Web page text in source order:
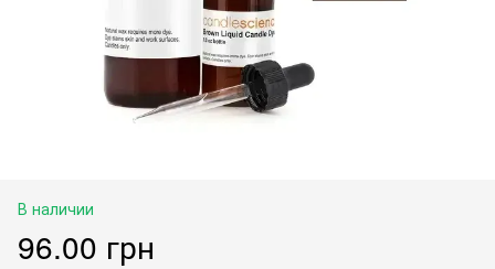
В наличии
96.00 грн